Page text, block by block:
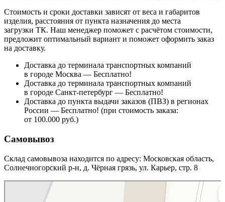
Стоимость и сроки доставки зависят от веса и габаритов
изделия, расстояния от пункта назначения до места
загрузки ТК. Наш менеджер поможет с расчётом стоимости,
предложит оптимальный вариант и поможет оформить заказ
на доставку.
Доставка до терминала транспортных компаний
в городе Москва — Бесплатно!
Доставка до терминала транспортных компаний
в городе Санкт-петербург — Бесплатно!
Доставка до пункта выдачи заказов (ПВЗ) в регионах
России — Бесплатно! (при стоимость заказа:
от 100.000 руб.)
Самовывоз
Склад самовывоза находится по адресу: Московская область,
Солнечногорский р-н, д. Чёрная грязь, ул. Карьер, стр. 8
Принцесса Мелания
Мебельная фабрика в Москве и Московской области
Магазин мебели в Москве и Московской области